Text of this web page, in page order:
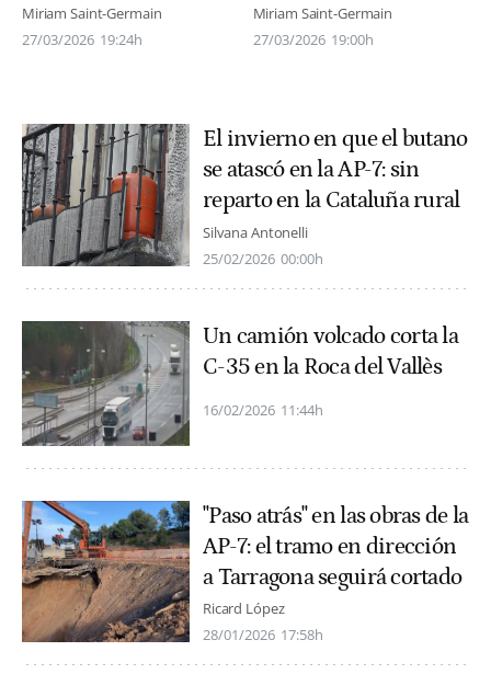
Miriam Saint-Germain
27/03/2026 19:24h
Miriam Saint-Germain
27/03/2026 19:00h
El invierno en que el butano
se atascó en la AP-7: sin
reparto en la Cataluña rural
Silvana Antonelli
25/02/2026 00:00h
Un camión volcado corta la
C-35 en la Roca del Vallès
16/02/2026 11:44h
"Paso atrás" en las obras de la
AP-7: el tramo en dirección
a Tarragona seguirá cortado
Ricard López
28/01/2026 17:58h